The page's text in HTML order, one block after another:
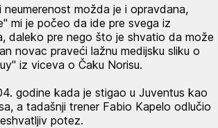
možda je i opravdana,
mi je počeo da ide pre svega iz
daleko pre nego što je shvatio da može
novac praveći lažnu medijsku sliku o
iz viceva o Čaku Norisu.
godine kada je stigao u Juventus kao
a tadašnji trener Fabio Kapelo odlučio
potez.